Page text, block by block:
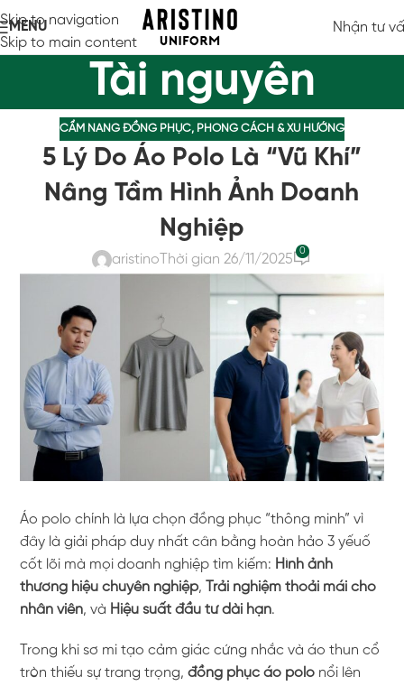
Skip to navigation
Skip to main content
MENU Nhận tư
Tài nguyên
CẨM NANG ĐỒNG PHỤC, PHONG CÁCH & XU HƯỚNG
5 Lý Do Áo Polo Là “Vũ Khí”
Nâng Tầm Hình Ảnh Doanh
Nghiệp
aristino Thời gian 26/11/2025
0
Áo polo chính là lựa chọn đồng phục “thông minh” vì
đây là giải pháp duy nhất cân bằng hoàn hảo 3 yếuố
cốt lõi mà mọi doanh nghiệp tìm kiếm: Hình ảnh
thương hiệu chuyên nghiệp,
Trải nghiệm thoải mái cho
nhân viên, và Hiệu suất đầu tư dài hạn.
Trong khi sơ mi tạo cảm giác cứng nhắc và áo thun cổ
tròn thiếu sự trang trọng,đồng phục áo polo nổi lên